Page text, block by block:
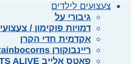
צעצועים לילדים
גיבורי על
דמויות פוקימון / צעצועי POKEMON
אקדמית חדי הקרן
ריינבוקורן Rainbocorns
פאטס אלייב PETS ALIVE